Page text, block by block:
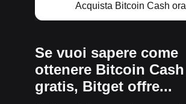
Acquista Bitcoin Cash ora
Se vuoi sapere come
ottenere Bitcoin Cash
gratis, Bitget offre...